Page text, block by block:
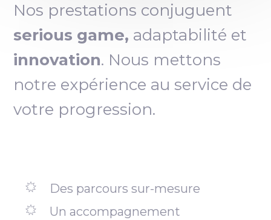
Nos prestations conjuguent
serious game, adaptabilité et
innovation. Nous mettons
notre expérience au service de
votre progression.
Des parcours sur-mesure
Un accompagnement